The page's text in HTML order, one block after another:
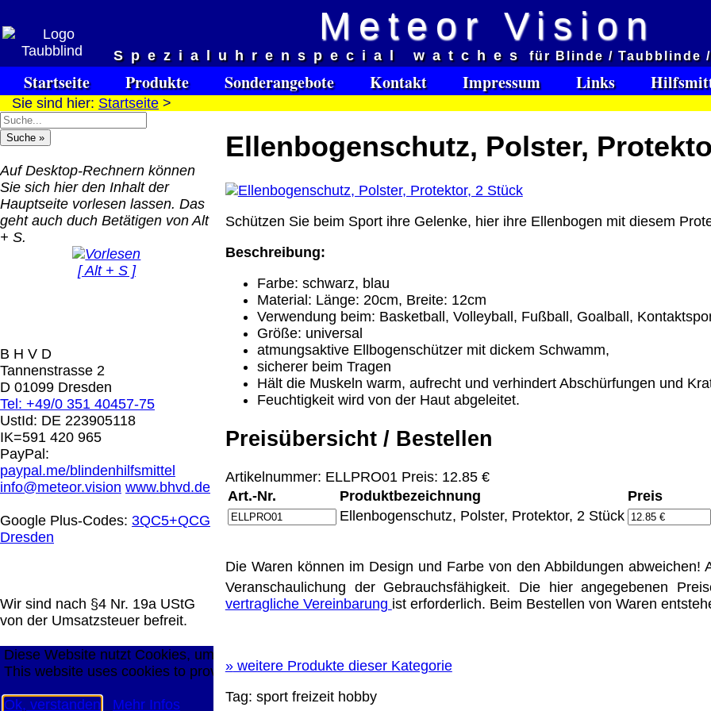
Meteor Vision
Spezialuhrenspecial watches
für Blinde / Taubblinde
Startseite Produkte Sonderangebote Kontakt Impressum Links
Sie sind hier: Startseite >
Auf Desktop-Rechnern können
Sie sich hier den Inhalt der
Hauptseite vorlesen lassen. Das
geht auch duch Betätigen von Alt
+ S.
[ Alt + S ]
B H V D
Tannenstrasse 2
D 01099 Dresden
Tel: +49/0 351 40457-75
UstId: DE 223905118
IK=591 420 965
PayPal:
paypal.me/blindenhilfsmittel
info@meteor.vision www.bhvd.de
Google Plus-Codes: 3QC5+QCG
Dresden
Wir sind nach §4 Nr. 19a UStG
von der Umsatzsteuer befreit.
Ellenbogenschutz, Polster,
Schützen Sie beim Sport ihre Gelenke, hier ihre Ellenbogen mit diesem
Beschreibung:
Farbe: schwarz, blau
Material: Länge: 20cm, Breite: 12cm
Verwendung beim: Basketball, Volleyball, Fußball, Goalball,
Größe: universal
atmungsaktive Ellbogenschützer mit dickem Schwamm,
sicherer beim Tragen
Hält die Muskeln warm, aufrecht und verhindert Abschürfungen und
Feuchtigkeit wird von der Haut abgeleitet.
Preisübersicht / Bestellen
Artikelnummer: ELLPRO01 Preis: 12.85 €
Art.-Nr.
Produktbezeichnung Preis
Ellenbogenschutz, Polster, Protektor, 2 Stück
Die Waren können im Design und Farbe von den Abbildungen abweichen!
Veranschaulichung der Gebrauchsfähigkeit. Die hier angegebenen
vertragliche Vereinbarung ist erforderlich. Beim Bestellen von Waren
»weitere Produkte dieser Kategorie
Tag: sportfreizeithobby
QR Code:
Versandkosten DHL Standard
bis 5kg
Deutschland Vorkasse:
6.95 €
EU (inkl. Schweiz)
Vorkasse: 20.00 €
PayPal: 20.00 €
Der Versand erfolgt als
versichertes Paket.
Selbstabholung vom Büro
oder von Ausstellungen:
0.00 €
Software Download only
Deutschland PayPal: 0.00 €
EU (inkl. Schweiz) PayPal: 0.00 €
keinen Datenträger
Die in diesem Dokument genannten Warenzeichen sind Eigentum der jeweiligen Firmen. Preisänderungen,
technische Änderungen vorbehalten.
letzte Änderung: 26. Januar 2026 Blinden Hilfsmittel Vertrieb Dresden,
Mit einem Urteil vom 12.05.1998 - 312 O 85/98 - Haftung für Links hat das Landgericht Hamburg entschieden,
die Anbringung eines Links, die Inhalte der gelinkten Seite ggf. mit zu verantworten hat. Dieses kann nur
werden, dass man sich ausdrücklich von diesen Inhalten distanziert. Hiermit distanzieren wir uns ausdrücklich
aller gelinkten Seiten auf unserer Homepage und machen uns diese Inhalte nicht zu eigen. Diese Erklärung gilt
unserer Homepage angebrachten Links.
Die Europäische Kommission stellt eine Plattform zur Online-Streitbeilegung (OS) bereit. Die Plattform finden
http://ec.europa.eu/consumers/odr/Unsere E-Mailadresse lautet:info@meteor.vision
Seitenanfang
Impressum AGB Widerruf Datenschutz Urheberrechte Kontakt Links Katalog (PDF) Sitemap
große Anzeige Schließen X
Diese Website nutzt Cookies, um bestmögliche Funktionalität bieten zu können.
This website uses cookies to provide the best possible functionality.
Ok, verstanden Mehr Infos